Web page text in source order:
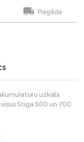
Piegāde
uzkabi
Stiga 500 un 700